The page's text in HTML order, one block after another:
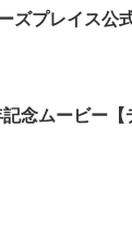
ズプレイス公
念ムービー【